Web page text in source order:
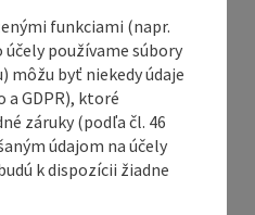
funkciami (napr.
používame súbory
môžu byť niekedy údaje
a GDPR), ktoré
záruky (podľa čl. 46
údajom na účely
k dispozícii žiadne